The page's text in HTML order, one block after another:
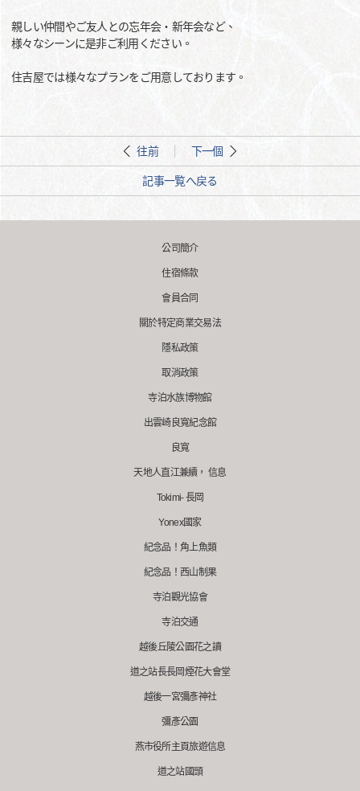
親しい仲間やご友人との忘年会・新年会など、
様々なシーンに是非ご利用ください。
住吉屋では様々なプランをご用意しております。
往前 下一個
記事一覧へ戻る
公司簡介
住宿條款
會員合同
關於特定商業交易法
隱私政策
取消政策
寺泊水族博物館
出雲崎良寬紀念館
良寬
天地人直江兼續， 信息
Tokimi- 長岡
Yonex國家
紀念品！角上魚類
紀念品！西山制果
寺泊觀光協會
寺泊交通
越後丘陵公園花之讀
道之站長長岡煙花大會堂
越後一宮彌彥神社
彌彥公園
燕市役所主頁旅遊信息
道之站國頭